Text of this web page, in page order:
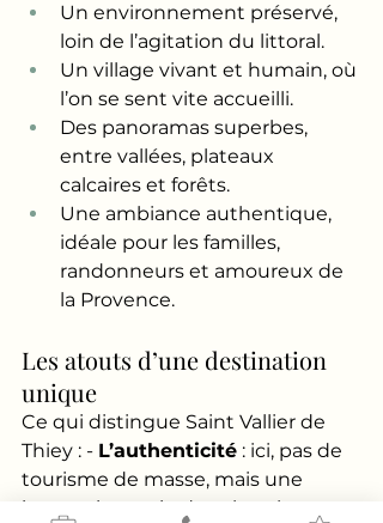
Un environnement préservé,
loin de l’agitation du littoral.
Un village vivant et humain, où
l’on se sent vite accueilli.
Des panoramas superbes,
entre vallées, plateaux
calcaires et forêts.
Une ambiance authentique,
idéale pour les familles,
randonneurs et amoureux de
la Provence.
Les atouts d’une destination
unique
Ce qui distingue Saint Vallier de
Thiey : - L’authenticité : ici, pas de
tourisme de masse, mais une
immersion vraie dans la
culture